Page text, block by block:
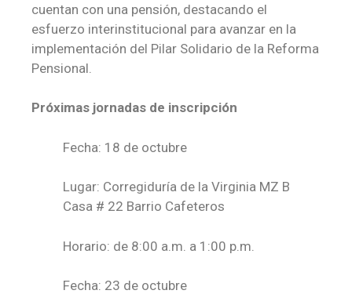
cuentan con una pensión, destacando el
esfuerzo interinstitucional para avanzar en la
implementación del Pilar Solidario de la Reforma
Pensional.
Próximas jornadas de inscripción
Fecha: 18 de octubre
Lugar: Corregiduría de la Virginia MZ B
Casa # 22 Barrio Cafeteros
Horario: de 8:00 a.m. a 1:00 p.m.
Fecha: 23 de octubre